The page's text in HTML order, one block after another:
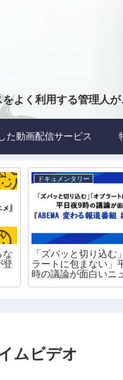
よく利用する管理人
た動画配信サービス
な
登
ドキュメンタリー
「ズバッと切り込む
ラートに包まない」
時の議論が面白いニ
ムビデオ